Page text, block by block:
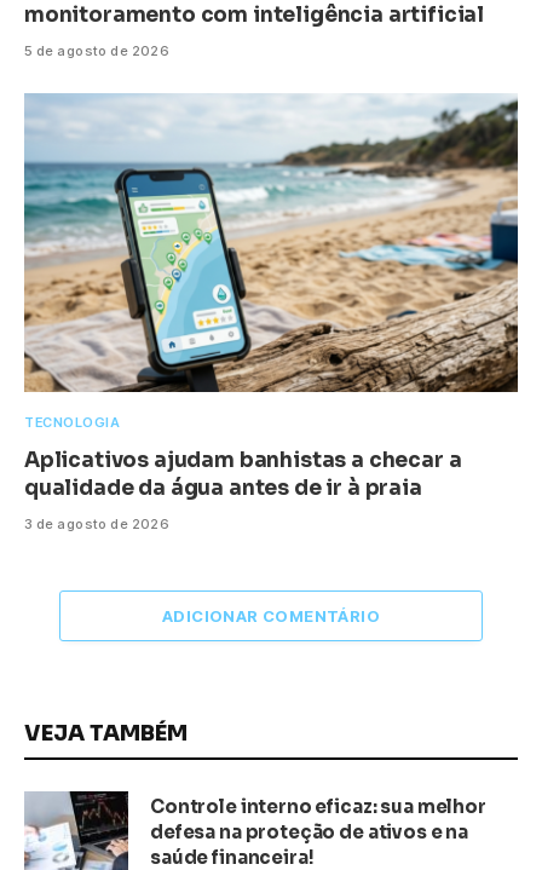
monitoramento com inteligência artificial
5 de agosto de 2026
TECNOLOGIA
Aplicativos ajudam banhistas a checar a
qualidade da água antes de ir à praia
3 de agosto de 2026
ADICIONAR COMENTÁRIO
VEJA TAMBÉM
Controle interno eficaz: sua melhor
defesa na proteção de ativos e na
saúde financeira!